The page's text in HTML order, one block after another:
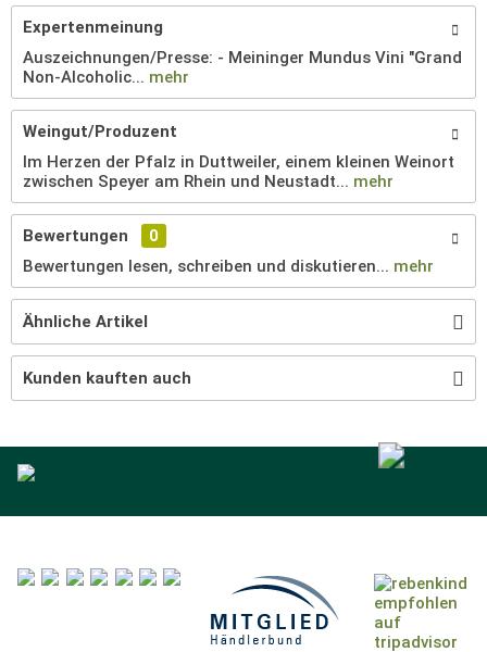
Expertenmeinung
Auszeichnungen/Presse: - Meininger Mundus Vini "Grand
Non-Alcoholic... mehr
Weingut/Produzent
Im Herzen der Pfalz in Duttweiler, einem kleinen Weinort
zwischen Speyer am Rhein und Neustadt... mehr
Bewertungen
0
Bewertungen lesen, schreiben und diskutieren... mehr
Ähnliche Artikel
Kunden kauften auch